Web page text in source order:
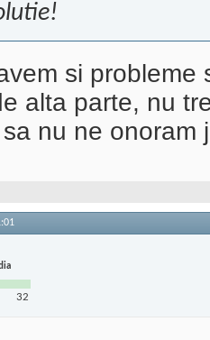
si
alta parte, nu
nu ne onoram
32